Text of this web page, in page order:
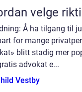
velge
Å ha tilgang til
for mange
blitt stadig mer
advokat e...
Vestby